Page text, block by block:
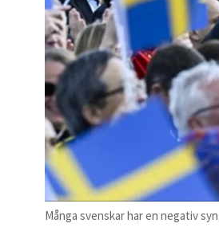
Många svenskar har en negativ